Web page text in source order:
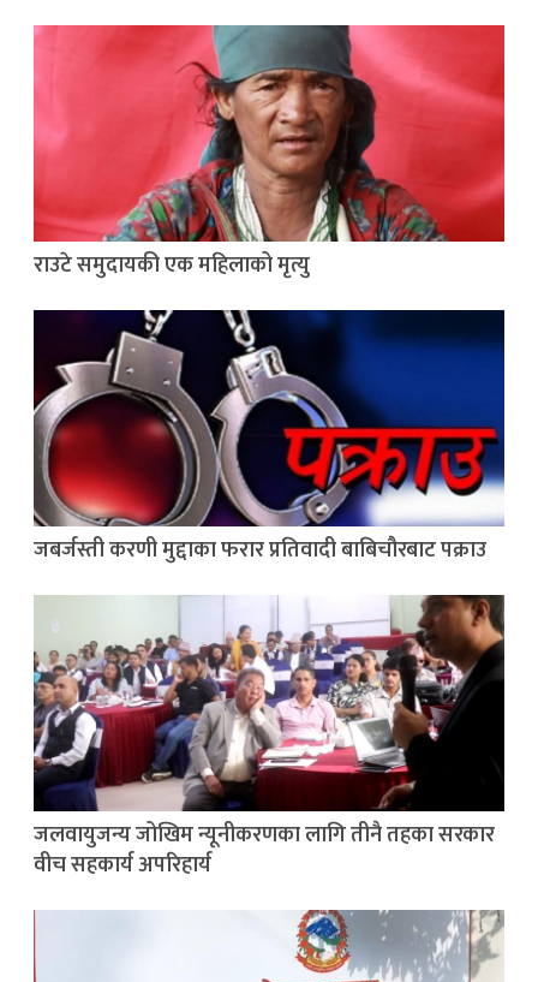
राउटे समुदायकी एक महिलाको मृत्यु
जबर्जस्ती करणी मुद्दाका फरार प्रतिवादी बाबिचौरबाट पक्राउ
जलवायुजन्य जोखिम न्यूनीकरणका लागि तीनै तहका सरकार
वीच सहकार्य अपरिहार्य